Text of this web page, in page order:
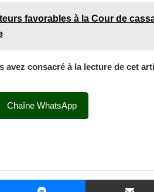
favorables à la Cour de
consacré à la lecture de cet
Chaîne WhatsApp
Messenger